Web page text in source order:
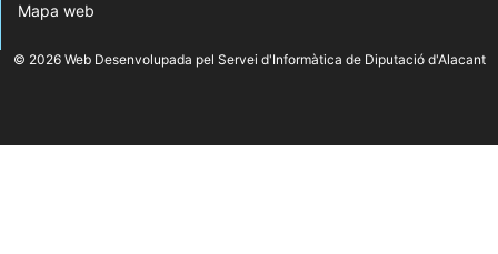
Mapa web
© 2026 Web Desenvolupada pel Servei d'Informàtica de Diputació d'Alacant